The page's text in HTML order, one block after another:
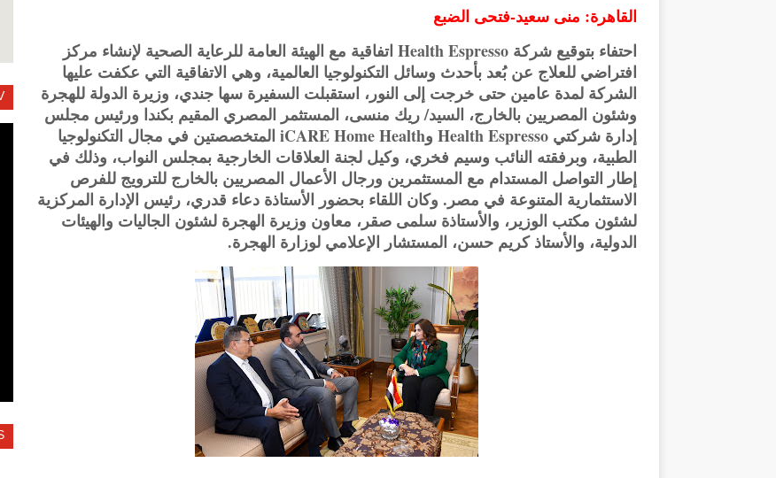
القاهرة: منى سعيد-فتحى الضبع
احتفاء بتوقيع شركة Health Espresso اتفاقية مع الهيئة العامة للرعاية الصحية لإنشاء مركز
افتراضي للعلاج عن بُعد بأحدث وسائل التكنولوجيا العالمية، وهي الاتفاقية التي عكفت عليها
الشركة لمدة عامين حتى خرجت إلى النور، استقبلت السفيرة سها جندي، وزيرة الدولة للهجرة
وشئون المصريين بالخارج، السيد/ ريك منسى، المستثمر المصري المقيم بكندا ورئيس مجلس
إدارة شركتي Health Espresso و‏iCARE Home Health المتخصصتين في مجال التكنولوجيا
الطبية، وبرفقته النائب وسيم فخري، وكيل لجنة العلاقات الخارجية بمجلس النواب، وذلك في
إطار التواصل المستدام مع المستثمرين ورجال الأعمال المصريين بالخارج للترويج للفرص
الاستثمارية المتنوعة في مصر. وكان اللقاء بحضور الأستاذة دعاء قدري، رئيس الإدارة المركزية
لشئون مكتب الوزير، والأستاذة سلمى صقر، معاون وزيرة الهجرة لشئون الجاليات والهيئات
الدولية، والأستاذ كريم حسن، المستشار الإعلامي لوزارة الهجرة.